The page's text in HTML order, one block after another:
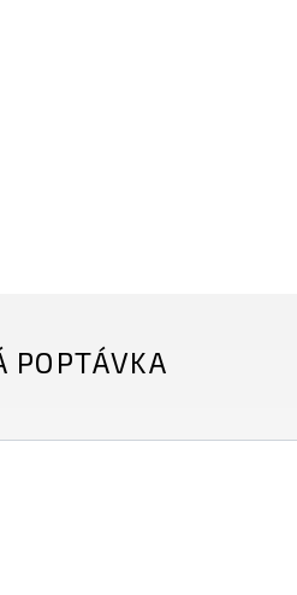
POPTÁVKA